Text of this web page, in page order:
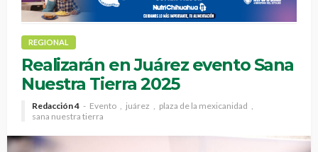
REGIONAL
Realizarán en Juárez evento Sana
Nuestra Tierra 2025
Redacción 4 Evento juárez
plaza de la mexicanidad
sana nuestra tierra